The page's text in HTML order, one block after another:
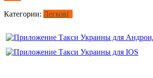
Категории: Легкові